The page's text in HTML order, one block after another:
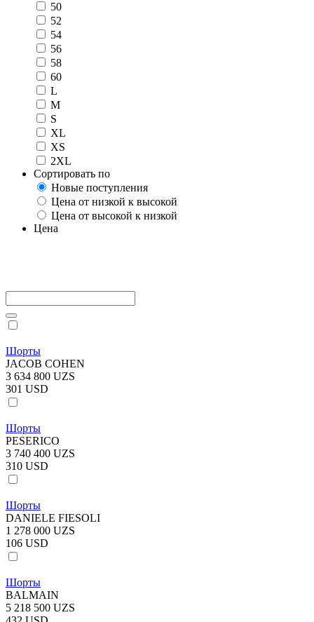
50
52
54
56
58
60
L
M
S
XL
XS
2XL
Сортировать по
Новые поступления
Цена от низкой к высокой
Цена от высокой к низкой
Цена
Шорты
JACOB COHEN
3 634 800 UZS
301 USD
Шорты
PESERICO
3 740 400 UZS
310 USD
Шорты
DANIELE FIESOLI
1 278 000 UZS
106 USD
Шорты
BALMAIN
5 218 500 UZS